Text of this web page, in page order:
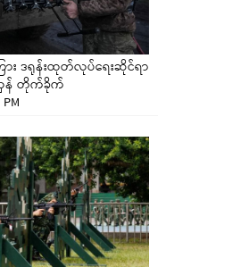
း ဒရုန်းထုတ်လုပ်ရေးဆိုင်ရာ
လှန် တိုက်ခိုက်